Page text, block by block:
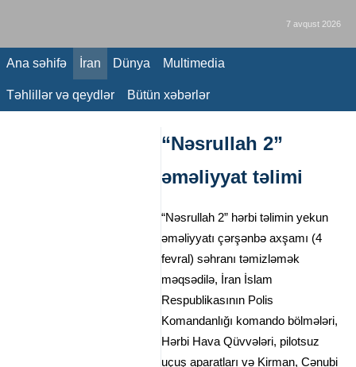
7 avqust 2026
Ana səhifə İran Dünya Multimedia
Təhlillər və qeydlər Bütün xəbərlər
“Nəsrullah 2”
əməliyyat təlimi
“Nəsrullah 2” hərbi təlimin yekun
əməliyyatı çərşənbə axşamı (4
fevral) səhranı təmizləmək
məqsədilə, İran İslam
Respublikasının Polis Komandanlığı
komando bölmələri, Hərbi Hava
Qüvvələri, pilotsuz uçuş aparatları
və Kirman, Cənubi Xorasan və